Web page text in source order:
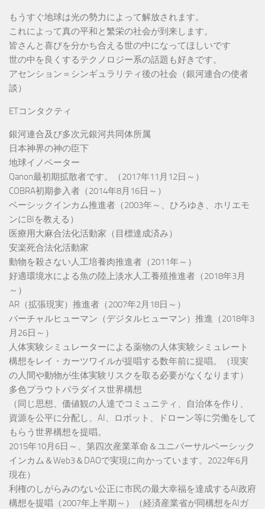
もうすぐ地球は光の勢力によって解放されます。
これによって真の平和と繁栄の社会が到来します。
皆さんと喜びを分かち合える世の中になってほしいです
世の中を良くするテクノロジー系の話題も好きです。
アセンション＝シンギュラリティ後の社会（銀河連合の使者
談）
ETコンタクティ
銀河連合及び多次元銀河共同体所属
日本神界の神の臣下
地球イノベーター
Qanon最初期拡散者です。（2017年11月12日～）
COBRA初期参入者（2014年8月16日～）
ベーシックインカム推進者（2003年～、ひろゆき、ホリエモ
ンにBIを教える）
医療用大麻合法化活動家（目標達成済み）
安楽死合法化活動家
動物を殺さない人工培養肉推進者（2011年～）
好適環境水による魚の陸上淡水人工養殖推進者（2018年3月
～）
AR（拡張現実）推進者（2007年2月18日～）
バーチャルヒューマン（デジタルヒューマン）推進（2018年3
月26日～）
人体実験シミュレーターによる薬物の人体実験シミュレート
構想をレイ・カーツワイルが提唱する数年前に提唱。（現実
の人間や動物が生体実験リスクを取る必要がなくなります）
多色プラウトパラダイス世界構想
（同じ思想、価値観の人達でコミュニティ、自治体を作り、
資源を公平に分配し、AI、ロボット、ドローン等に労働をして
もらう世界構想を提唱。
2015年10月6日～、第四次産業革命＆ユニバーサルベーシック
インカム＆Web3＆DAOで実現に向かっています。2022年6月
現在）
利権のしがらみのない公正に市民の最大幸福を達成するAI政府
構想を提唱（2007年上半期～）（経済産業省が同構想をAIガ